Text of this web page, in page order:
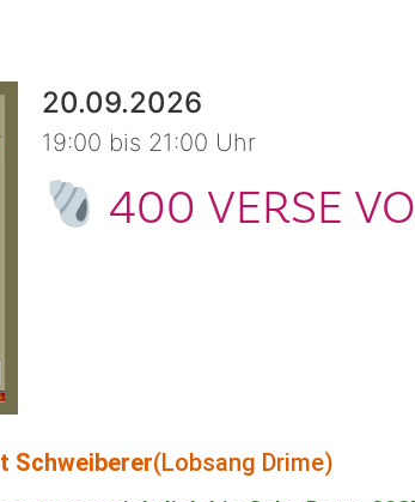
20.09.2026
19:00 bis 21:00 Uhr
400 VERSE
Schweiberer(Lobsang Drime)